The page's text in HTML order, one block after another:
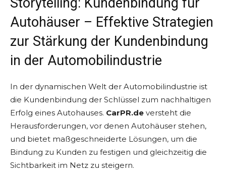
Autohäuser – Effektive Strategien
zur Stärkung der Kundenbindung
in der Automobilindustrie
In der dynamischen Welt der Automobilindustrie ist
die Kundenbindung der Schlüssel zum nachhaltigen
Erfolg eines Autohauses. CarPR.de versteht die
Herausforderungen, vor denen Autohäuser stehen,
und bietet maßgeschneiderte Lösungen, um die
Bindung zu Kunden zu festigen und gleichzeitig die
Sichtbarkeit im Netz zu steigern.